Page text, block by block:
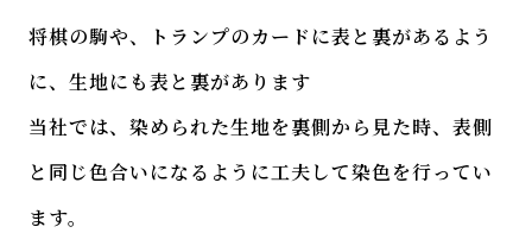
将棋の駒や、トランプのカードに表と裏があるよう
に、生地にも表と裏があります
当社では、染められた生地を裏側から見た時、表側
と同じ色合いになるように工夫して染色を行ってい
ます。